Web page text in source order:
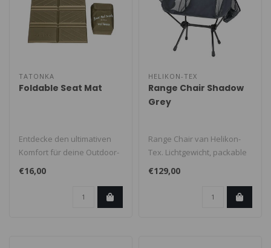
TATONKA
Foldable Seat Mat
Entdecke den ultimativen
Komfort für deine Outdoor-
Abenteuer mit der Tatonka
€16,00
HELIKON-TEX
Range Chair Shadow
Grey
Range Chair van Helikon-
Tex. Lichtgewicht, packable
en zeer comfortabel, het
€129,00